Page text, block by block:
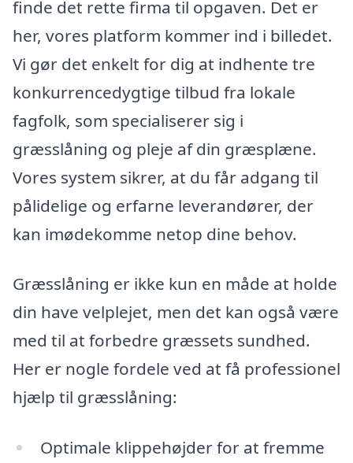
finde det rette firma til opgaven. Det er
her, vores platform kommer ind i billedet.
Vi gør det enkelt for dig at indhente tre
konkurrencedygtige tilbud fra lokale
fagfolk, som specialiserer sig i
græsslåning og pleje af din græsplæne.
Vores system sikrer, at du får adgang til
pålidelige og erfarne leverandører, der
kan imødekomme netop dine behov.
Græsslåning er ikke kun en måde at holde
din have velplejet, men det kan også være
med til at forbedre græssets sundhed.
Her er nogle fordele ved at få professionel
hjælp til græsslåning:
Optimale klippehøjder for at fremme